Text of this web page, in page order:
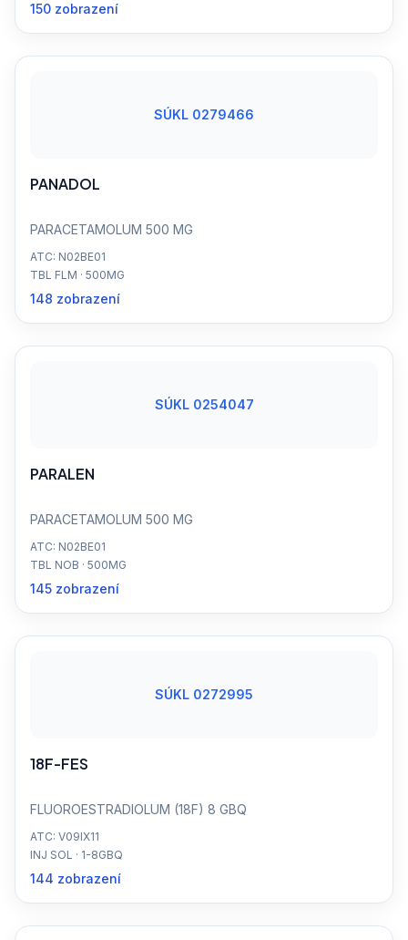
150 zobrazení
SÚKL 0279466
PANADOL
PARACETAMOLUM 500 MG
ATC: N02BE01
TBL FLM · 500MG
148 zobrazení
SÚKL 0254047
PARALEN
PARACETAMOLUM 500 MG
ATC: N02BE01
TBL NOB · 500MG
145 zobrazení
SÚKL 0272995
18F-FES
FLUOROESTRADIOLUM (18F) 8 GBQ
ATC: V09IX11
INJ SOL · 1-8GBQ
144 zobrazení